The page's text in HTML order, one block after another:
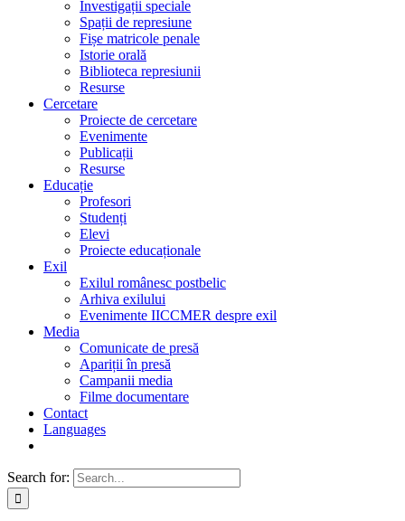
Investigații speciale
Spații de represiune
Fișe matricole penale
Istorie orală
Biblioteca represiunii
Resurse
Cercetare
Proiecte de cercetare
Evenimente
Publicații
Resurse
Educație
Profesori
Studenți
Elevi
Proiecte educaționale
Exil
Exilul românesc postbelic
Arhiva exilului
Evenimente IICCMER despre exil
Media
Comunicate de presă
Apariții în presă
Campanii media
Filme documentare
Contact
Languages
Search for: